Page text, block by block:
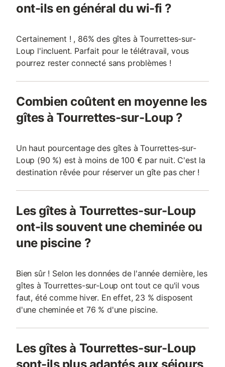
ont-ils en général du wi-fi ?
Certainement ! , 86% des gîtes à Tourrettes-sur-
Loup l'incluent. Parfait pour le télétravail, vous
pourrez rester connecté sans problèmes !
Combien coûtent en moyenne les
gîtes à Tourrettes-sur-Loup ?
Un haut pourcentage des gîtes à Tourrettes-sur-
Loup (90 %) est à moins de 100 € par nuit. C'est la
destination rêvée pour réserver un gîte pas cher !
Les gîtes à Tourrettes-sur-Loup
ont-ils souvent une cheminée ou
une piscine ?
Bien sûr ! Selon les données de l'année dernière, les
gîtes à Tourrettes-sur-Loup ont tout ce qu'il vous
faut, été comme hiver. En effet, 23 % disposent
d'une cheminée et 76 % d'une piscine.
Les gîtes à Tourrettes-sur-Loup